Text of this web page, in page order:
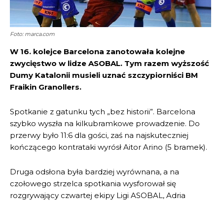
Foto: marca.com
W 16. kolejce Barcelona zanotowała kolejne
zwycięstwo w lidze ASOBAL. Tym razem wyższość
Dumy Katalonii musieli uznać szczypiorniści BM
Fraikin Granollers.
Spotkanie z gatunku tych „bez historii”. Barcelona
szybko wyszła na kilkubramkowe prowadzenie. Do
przerwy było 11:6 dla gości, zaś na najskuteczniej
kończącego kontrataki wyrósł Aitor Arino (5 bramek).
Druga odsłona była bardziej wyrównana, a na
czołowego strzelca spotkania wysforował się
rozgrywający czwartej ekipy Ligi ASOBAL, Adria